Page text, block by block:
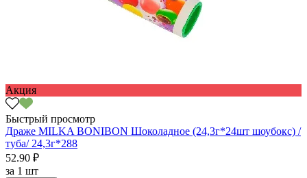
Акция
Быстрый просмотр
Драже MILKA BONIBON Шоколадное (24,3г*24шт шоубокс) /
туба/ 24,3г*288
52.90 ₽
за 1 шт